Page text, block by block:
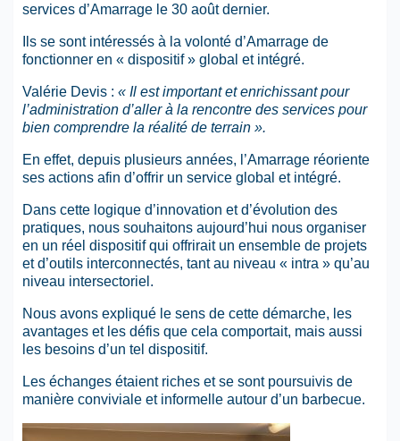
services d’Amarrage le 30 août dernier.
Ils se sont intéressés à la volonté d’Amarrage de
fonctionner en « dispositif » global et intégré.
Valérie Devis : « Il est important et enrichissant pour
l’administration d’aller à la rencontre des services pour
bien comprendre la réalité de terrain ».
En effet, depuis plusieurs années, l’Amarrage réoriente
ses actions afin d’offrir un service global et intégré.
Dans cette logique d’innovation et d’évolution des
pratiques, nous souhaitons aujourd’hui nous organiser
en un réel dispositif qui offrirait un ensemble de projets
et d’outils interconnectés, tant au niveau « intra » qu’au
niveau intersectoriel.
Nous avons expliqué le sens de cette démarche, les
avantages et les défis que cela comportait, mais aussi
les besoins d’un tel dispositif.
Les échanges étaient riches et se sont poursuivis de
manière conviviale et informelle autour d’un barbecue.